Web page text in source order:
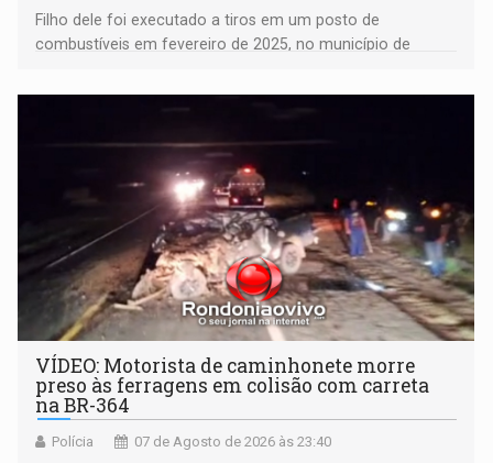
Filho dele foi executado a tiros em um posto de
combustíveis em fevereiro de 2025, no município de
VÍDEO: Motorista de caminhonete morre
preso às ferragens em colisão com carreta
na BR-364
Polícia 07 de Agosto de 2026 às 23:40